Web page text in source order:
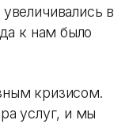
в
к нам было
кризисом.
услуг, и мы